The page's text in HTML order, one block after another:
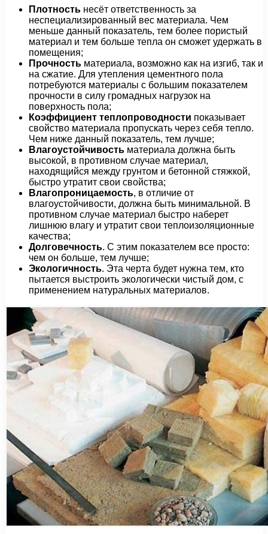
Плотность несёт ответственность за
неспециализированный вес материала. Чем
меньше данный показатель, тем более пористый
материал и тем больше тепла он сможет удержать в
помещения;
Прочность материала, возможно как на изгиб, так и
на сжатие. Для утепления цементного пола
потребуются материалы с большим показателем
прочности в силу громадных нагрузок на
поверхность пола;
Коэффициент теплопроводности показывает
свойство материала пропускать через себя тепло.
Чем ниже данный показатель, тем лучше;
Влагоустойчивость материала должна быть
высокой, в противном случае материал,
находящийся между грунтом и бетонной стяжкой,
быстро утратит свои свойства;
Влагопроницаемость, в отличие от
влагоустойчивости, должна быть минимальной. В
противном случае материал быстро наберет
лишнюю влагу и утратит свои теплоизоляционные
качества;
Долговечность. С этим показателем все просто:
чем он больше, тем лучше;
Экологичность. Эта черта будет нужна тем, кто
пытается выстроить экологически чистый дом, с
применением натуральных материалов.